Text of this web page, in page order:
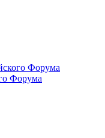
Форума
Форума